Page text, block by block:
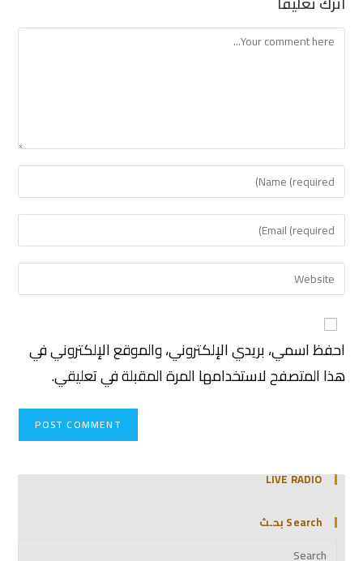
احفظ اسمي، بريدي الإلكتروني، والموقع الإلكتروني في
هذا المتصفح لاستخدامها المرة المقبلة في تعليقي.
LIVE RADIO
Search بحـث